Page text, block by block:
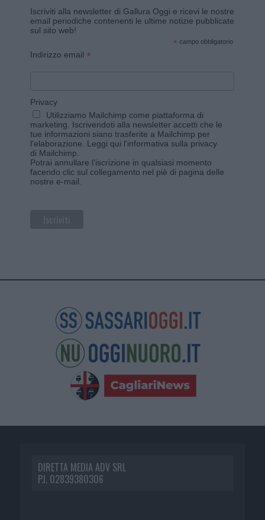
Iscriviti alla newsletter di Gallura Oggi e ricevi le nostre
email periodiche contenenti le ultime notizie pubblicate
sul sito web!
* campo obbligatorio
Indirizzo email *
Privacy
Utilizziamo Mailchimp come piattaforma di
marketing. Iscrivendoti alla newsletter accetti che le
tue informazioni siano trasferite a Mailchimp per
l'elaborazione. Leggi qui l'informativa sulla privacy
di Mailchimp
Potrai annullare l'iscrizione in qualsiasi momento
facendo clic sul collegamento nel piè di pagina delle
nostre e-mail.
DIRETTA MEDIA ADV SRL
P.I. 02839380306